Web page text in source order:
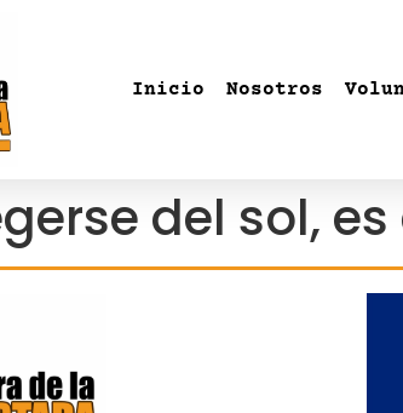
Inicio Nosotros
del sol,